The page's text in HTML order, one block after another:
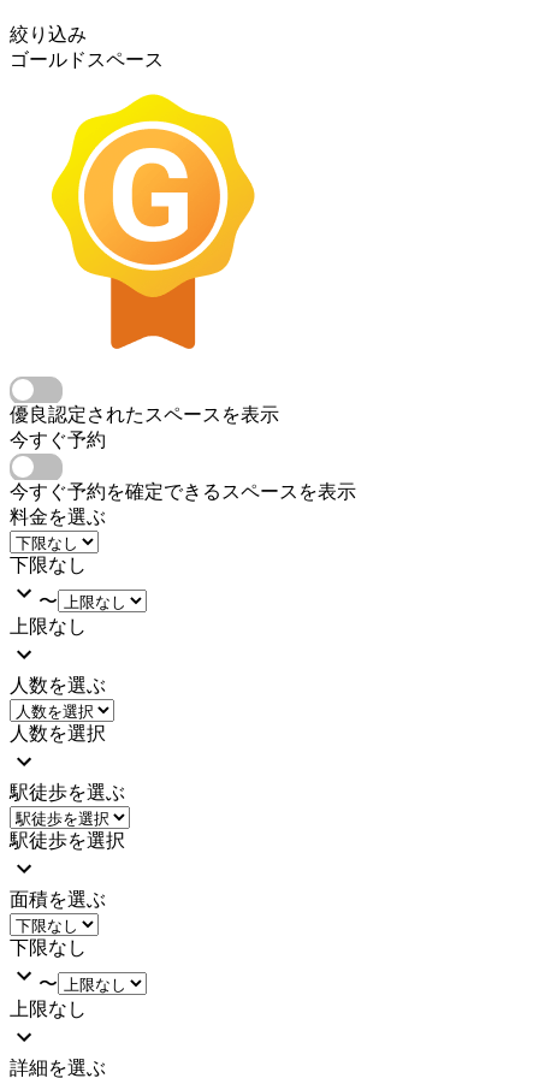
絞り込み
ゴールドスペース
優良認定されたスペースを表示
今すぐ予約
今すぐ予約を確定できるスペースを表示
料金を選ぶ
下限なし
〜
上限なし
人数を選ぶ
人数を選択
駅徒歩を選ぶ
駅徒歩を選択
面積を選ぶ
下限なし
〜
上限なし
詳細を選ぶ